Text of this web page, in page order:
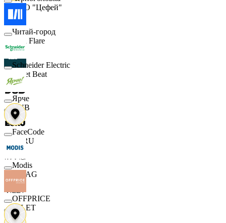
ООО "Цефей"
Finn Flare
Street Beat
DUB
ECRU
MAAG
VILET
Читай-город
Schneider Electric
Ярче
FaceCode
Modis
OFFPRICE